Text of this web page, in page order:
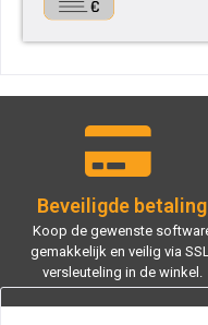
Beveiligde betaling
Koop de gewenste
gemakkelijk en veilig via
versleuteling in de winkel.